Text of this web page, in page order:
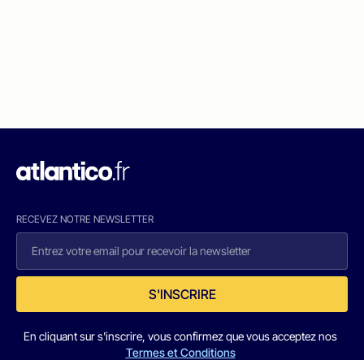
RECEVEZ NOTRE NEWSLETTER
S'INSCRIRE
En cliquant sur s'inscrire, vous confirmez que vous acceptez nos
Termes et Conditions